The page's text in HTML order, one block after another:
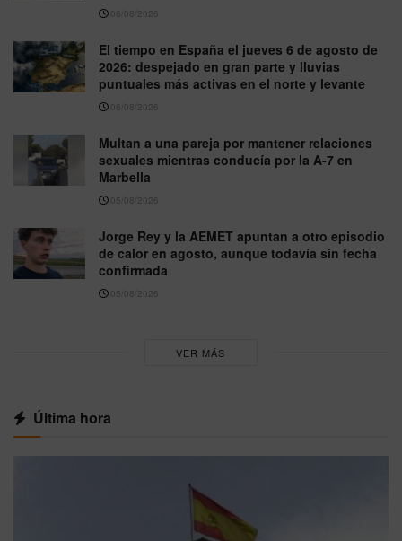
06/08/2026
El tiempo en España el jueves 6 de agosto de
2026: despejado en gran parte y lluvias
puntuales más activas en el norte y levante
06/08/2026
Multan a una pareja por mantener relaciones
sexuales mientras conducía por la A-7 en
Marbella
05/08/2026
Jorge Rey y la AEMET apuntan a otro episodio
de calor en agosto, aunque todavía sin fecha
confirmada
05/08/2026
VER MÁS
Última hora